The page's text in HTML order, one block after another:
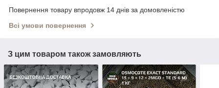
Повернення товару впродовж 14 днів за домовленістю
Всі умови повернення
З цим товаром також замовляють